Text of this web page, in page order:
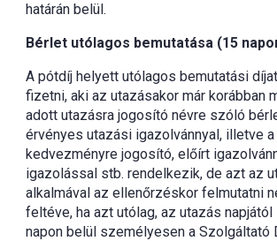
határán belül.
Bérlet utólagos bemutatása (15
A pótdíj helyett utólagos bemutatási
fizetni, aki az utazásakor már korábban
adott utazásra jogosító névre szóló
érvényes utazási igazolvánnyal, illetve a
kedvezményre jogosító, előírt
igazolással stb. rendelkezik, de azt az
alkalmával az ellenőrzéskor felmutatni
feltéve, ha azt utólag, az utazás
napon belül személyesen a Szolgáltató